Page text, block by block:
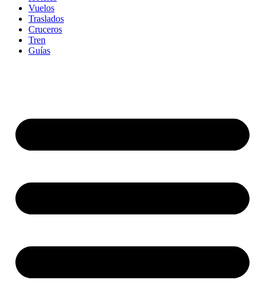
Vuelos
Traslados
Cruceros
Tren
Guías